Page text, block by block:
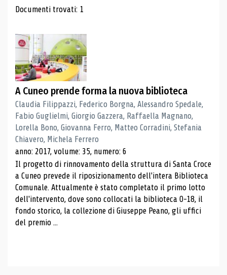
Risultati di ricerca
Documenti trovati: 1
A Cuneo prende forma la nuova biblioteca
Claudia Filippazzi, Federico Borgna, Alessandro Spedale,
Fabio Guglielmi, Giorgio Gazzera, Raffaella Magnano,
Lorella Bono, Giovanna Ferro, Matteo Corradini, Stefania
Chiavero, Michela Ferrero
anno: 2017, volume: 35, numero: 6
Il progetto di rinnovamento della struttura di Santa Croce
a Cuneo prevede il riposizionamento dell'intera Biblioteca
Comunale. Attualmente è stato completato il primo lotto
dell'intervento, dove sono collocati la biblioteca 0-18, il
fondo storico, la collezione di Giuseppe Peano, gli uffici
del premio ...